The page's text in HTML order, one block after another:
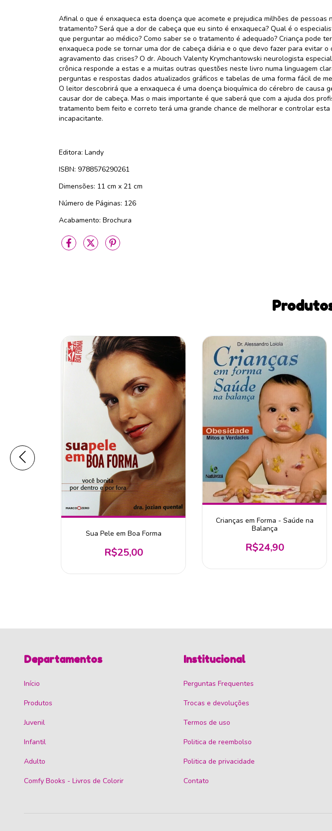
Afinal o que é enxaqueca esta doença que acomete e prejudica milhões de pessoas
tratamento? Será que a dor de cabeça que eu sinto é enxaqueca? Qual é o
que perguntar ao médico? Como saber se o tratamento é adequado? Criança pode
enxaqueca pode se tornar uma dor de cabeça diária e o que devo fazer para evitar o
agravamento das crises? O dr. Abouch Valenty Krymchantowski neurologista
crônica responde a estas e a muitas outras questões neste livro numa linguagem
perguntas e respostas dados atualizados gráficos e tabelas de uma forma fácil de
O leitor descobrirá que a enxaqueca é uma doença bioquímica do cérebro de causa
causar dor de cabeça. Mas o mais importante é que saberá que com a ajuda dos
tratamento bem feito e correto terá uma grande chance de melhorar e controlar esta
incapacitante.
Editora: Landy
ISBN: 9788576290261
Dimensões: 11 cm x 21 cm
Número de Páginas: 126
Acabamento: Brochura
Sua Pele em Boa Forma
R$25,00
Crianças em Forma - Saúde na
Balança
R$24,90
Departamentos
Início
Produtos
Juvenil
Infantil
Adulto
Comfy Books - Livros de Colorir
Institucional
Perguntas Frequentes
Trocas e devoluções
Termos de uso
Politica de reembolso
Politica de privacidade
Contato